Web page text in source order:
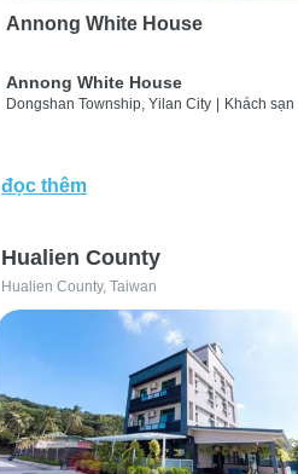
Annong White House
Annong White House
Dongshan Township, Yilan City | Khách sạn
đọc thêm
Hualien County
Hualien County, Taiwan